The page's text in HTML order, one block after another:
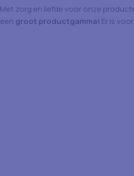
Met zorg en liefde voor onze
een groot productgamma! Er is